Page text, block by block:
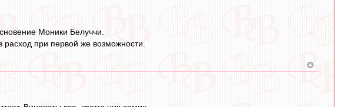
Моники Белуччи.
расход при первой же возможности.